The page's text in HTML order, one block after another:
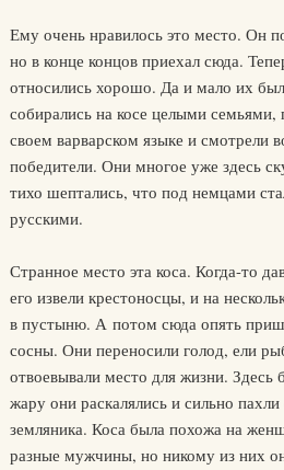
Ему очень нравилось это место. Он
но в конце концов приехал сюда.
относились хорошо. Да и мало их
собирались на косе целыми семьями,
своем варварском языке и смотрели
победители. Они многое уже здесь
тихо шептались, что под немцами
русскими.
Странное место эта коса. Когда-то
его извели крестоносцы, и на
в пустыню. А потом сюда опять
сосны. Они переносили голод, ели
отвоевывали место для жизни. Здесь
жару они раскалялись и сильно
земляника. Коса была похожа на
разные мужчины, но никому из них